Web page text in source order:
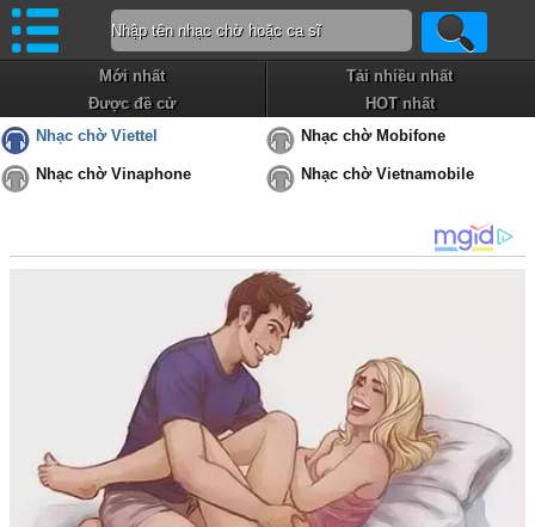
Mới nhất
Tải nhiều nhất
Được đề cử
HOT nhất
Nhạc chờ Viettel
Nhạc chờ Mobifone
Nhạc chờ Vinaphone Nhạc chờ Vietnamobile